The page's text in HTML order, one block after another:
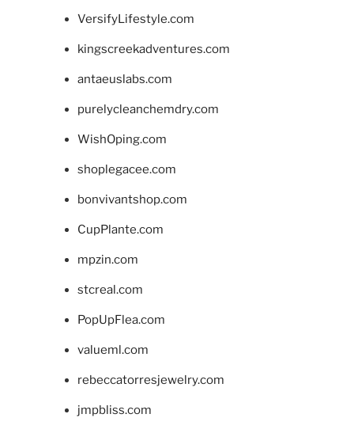
VersifyLifestyle.com
kingscreekadventures.com
antaeuslabs.com
purelycleanchemdry.com
WishOping.com
shoplegacee.com
bonvivantshop.com
CupPlante.com
mpzin.com
stcreal.com
PopUpFlea.com
valueml.com
rebeccatorresjewelry.com
jmpbliss.com